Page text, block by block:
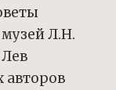
Л.Н.